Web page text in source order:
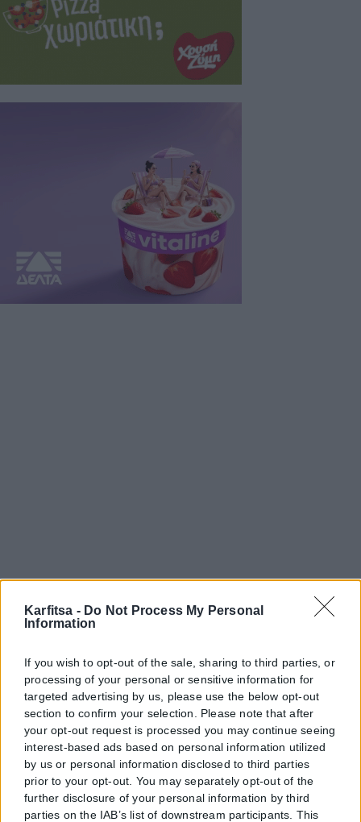
Karfitsa - Do Not Process My Personal
Information
If you wish to opt-out of the sale, sharing to third parties, or
processing of your personal or sensitive information for
targeted advertising by us, please use the below opt-out
section to confirm your selection. Please note that after
your opt-out request is processed you may continue seeing
interest-based ads based on personal information utilized
by us or personal information disclosed to third parties
prior to your opt-out. You may separately opt-out of the
further disclosure of your personal information by third
parties on the IAB’s list of downstream participants. This